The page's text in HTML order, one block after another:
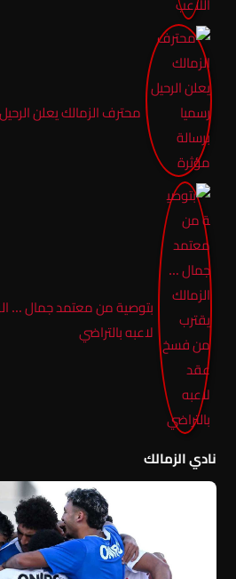
محترف الزمالك يعلن
بتوصية من معتمد جمال …
لاعبه بالتراضي
نادي الزمالك